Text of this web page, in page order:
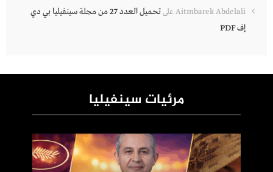
Aitmbarek Abdelali على
تحميل العدد 27 من مجلة سينفيليا بي دي
إف PDF
مرئيات سينفيليا